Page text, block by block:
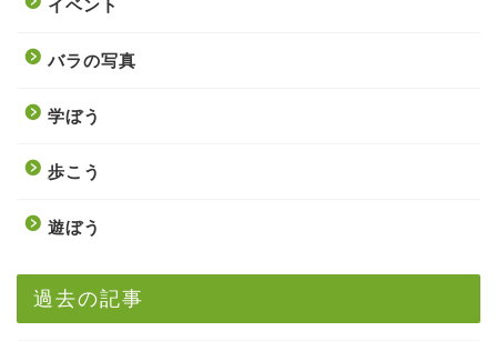
イベント
バラの写真
学ぼう
歩こう
遊ぼう
過去の記事